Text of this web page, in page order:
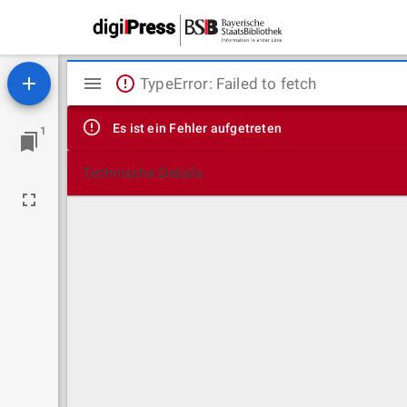
1
Mirador
Viewer
TypeError: Failed to fetch
Es ist ein Fehler aufgetreten
Technische Details